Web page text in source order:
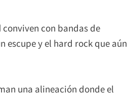
conviven con bandas de
escupe y el hard rock que aún
una alineación donde el